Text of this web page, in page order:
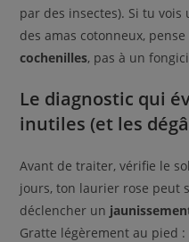
par des insectes). Si tu
des amas cotonneux, pense
cochenilles, pas à un
Le diagnostic qui
inutiles (et les
Avant de traiter, vérifie le
jours, ton laurier rose peut
déclencher un
Gratte légèrement au pied